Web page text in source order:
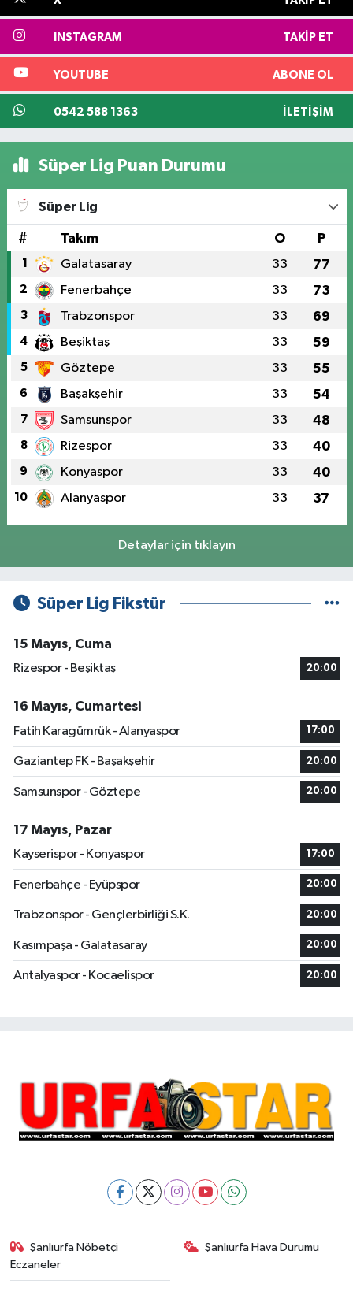
INSTAGRAM TAKIP ET
YOUTUBE ABONE OL
0542 588 1363 İLETIŞIM
Süper Lig Puan Durumu
Süper Lig
# Takım O P
1 Galatasaray 33 77
2 Fenerbahçe 33 73
3 Trabzonspor 33 69
4 Beşiktaş 33 59
5 Göztepe 33 55
6 Başakşehir 33 54
7 Samsunspor 33 48
8 Rizespor 33 40
9 Konyaspor 33 40
10 Alanyaspor 33 37
Detaylar için tıklayın
Süper Lig Fikstür
15 Mayıs, Cuma
Rizespor - Beşiktaş
20:00
16 Mayıs, Cumartesi
Fatih Karagümrük - Alanyaspor
17:00
Gaziantep FK - Başakşehir 20:00
Samsunspor - Göztepe 20:00
17 Mayıs, Pazar
Kayserispor - Konyaspor
17:00
Fenerbahçe - Eyüpspor 20:00
Trabzonspor - Gençlerbirliği S.K. 20:00
Kasımpaşa - Galatasaray 20:00
Antalyaspor - Kocaelispor 20:00
Şanlıurfa Nöbetçi
Eczaneler
Şanlıurfa Hava Durumu